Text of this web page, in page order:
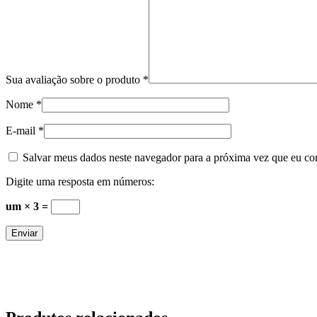
Sua avaliação sobre o produto *
Nome *
E-mail *
Salvar meus dados neste navegador para a próxima vez que eu
Digite uma resposta em números:
um × 3 =